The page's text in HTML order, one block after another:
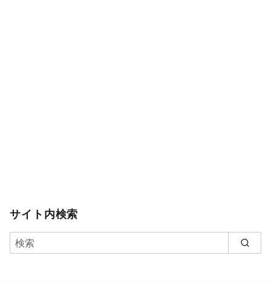
サイト内検索